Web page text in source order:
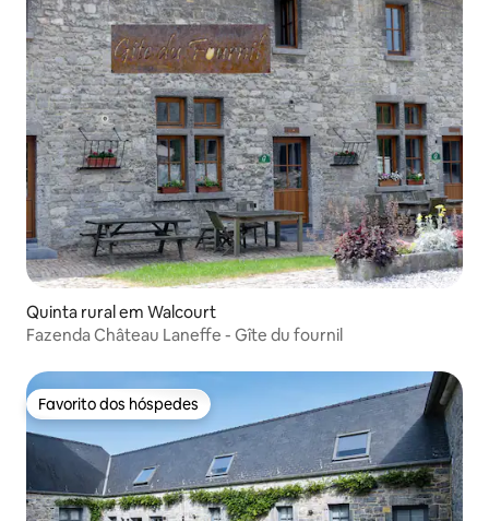
Quinta rural em Walcourt
Fazenda Château Laneffe - Gîte du fournil
Favorito dos hóspedes
Favorito dos hóspedes